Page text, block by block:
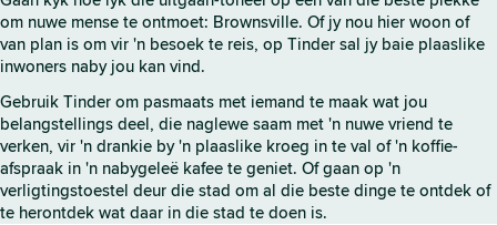
s
b
l
d
om nuwe mense te ontmoet: Brownsville. Of jy nou hier woon of
van plan is om vir 'n besoek te reis, op Tinder sal jy baie plaaslike
inwoners naby jou kan vind.
Gebruik Tinder om pasmaats met iemand te maak wat jou
belangstellings deel, die naglewe saam met 'n nuwe vriend te
verken, vir 'n drankie by 'n plaaslike kroeg in te val of 'n koffie-
afspraak in 'n nabygeleë kafee te geniet. Of gaan op 'n
verligtingstoestel deur die stad om al die beste dinge te ontdek of
te herontdek wat daar in die stad te doen is.